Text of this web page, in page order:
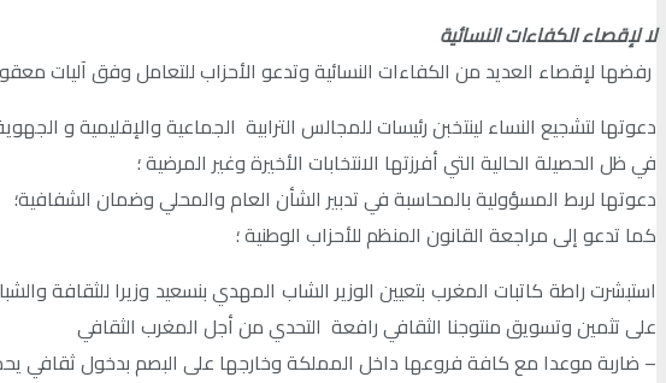
لا لإقصاء الكفاءات النسائية
رفضها لإقصاء العديد من الكفاءات النسائية وتدعو الأحزاب للتعامل وفق آليات
دعوتها لتشجيع النساء لينتخبن رئيسات للمجالس الترابية الجماعية والإقليمية و
في ظل الحصيلة الحالية التي أفرزتها الانتخابات الأخيرة وغير المرضية ؛
دعوتها لربط المسؤولية بالمحاسبة في تدبير الشأن العام والمحلي وضمان الشفافية؛
كما تدعو إلى مراجعة القانون المنظم للأحزاب الوطنية ؛
استبشرت راطة كاتبات المغرب بتعيين الوزير الشاب المهدي بنسعيد وزيرا
على تثمين وتسويق منتوجنا الثقافي رافعة التحدي من أجل المغرب الثقافي
– ضاربة موعدا مع كافة فروعها داخل المملكة وخارجها على البصم بدخول ثقافي يحمل